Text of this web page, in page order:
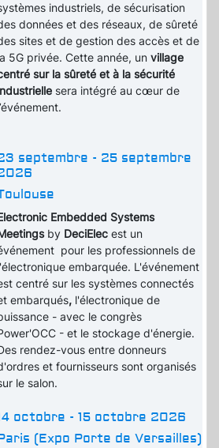
industriels, de sécurisation
données et des réseaux, de sûreté
sites et de gestion des accès et de
5G privée. Cette année, unvillage
sur la sûreté et à la sécurité
sera intégré au cœur de
septembre - 25 septembre
Embedded Systems
by DeciElecest un
pour les professionnels de
embarquée. L'événement
centré sur les systèmes connectés
embarqués, l'électronique de
- avec le congrès
- et le stockage d'énergie.
rendez-vous entre donneurs
et fournisseurs sont organisés
le salon.
octobre - 15 octobre 2026
(Expo Porte de Versailles)